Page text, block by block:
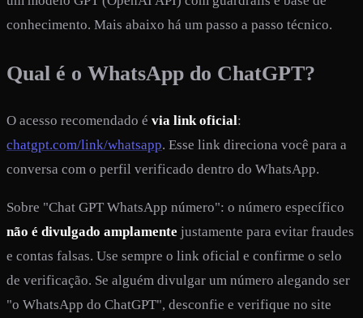
conhecimento. Mais abaixo há um passo a passo técnico.
Qual é o WhatsApp do ChatGPT?
O acesso recomendado é via link oficial:
chatgpt.com/link/whatsapp. Esse link direciona você para a
conversa com o perfil verificado dentro do WhatsApp.
Sobre "Chat GPT WhatsApp número": o número específico
não é divulgado amplamente justamente para evitar fraudes
e contas falsas. Use sempre o link oficial e confirme o selo
de verificação. Se alguém divulgar um número alegando ser
"o WhatsApp do ChatGPT", desconfie e verifique no site